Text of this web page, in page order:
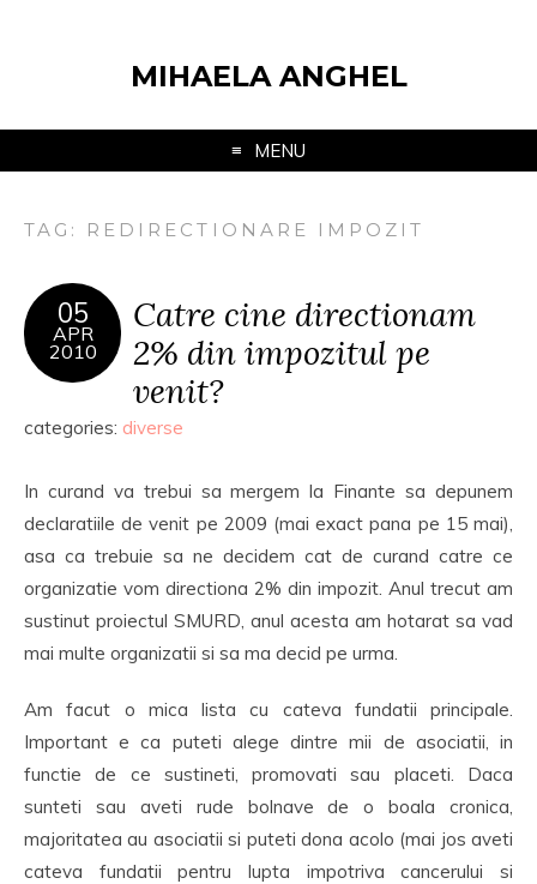
MIHAELA ANGHEL
MENU
TAG: REDIRECTIONARE IMPOZIT
05
APR
2010
Catre cine directionam
2% din impozitul pe
venit?
categories: diverse
In curand va trebui sa mergem la Finante sa depunem
declaratiile de venit pe 2009 (mai exact pana pe 15 mai),
asa ca trebuie sa ne decidem cat de curand catre ce
organizatie vom directiona 2% din impozit. Anul trecut am
sustinut proiectul SMURD, anul acesta am hotarat sa vad
mai multe organizatii si sa ma decid pe urma.
Am facut o mica lista cu cateva fundatii principale.
Important e ca puteti alege dintre mii de asociatii, in
functie de ce sustineti, promovati sau placeti. Daca
sunteti sau aveti rude bolnave de o boala cronica,
majoritatea au asociatii si puteti dona acolo (mai jos aveti
cateva fundatii pentru lupta impotriva cancerului si